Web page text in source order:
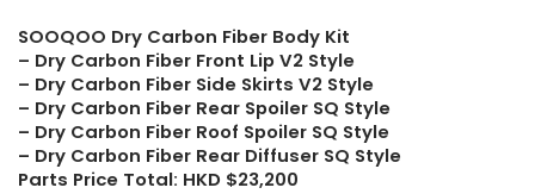
SOOQOO Dry Carbon Fiber Body Kit
– Dry Carbon Fiber Front Lip V2 Style
– Dry Carbon Fiber Side Skirts V2 Style
– Dry Carbon Fiber Rear Spoiler SQ Style
– Dry Carbon Fiber Roof Spoiler SQ Style
– Dry Carbon Fiber Rear Diffuser SQ Style
Parts Price Total: HKD $23,200
【打造一部更簡潔有力的Honda
Type-R FL5?!】
【全球限量一部!! McLaren
650S Project Kilo升級攻